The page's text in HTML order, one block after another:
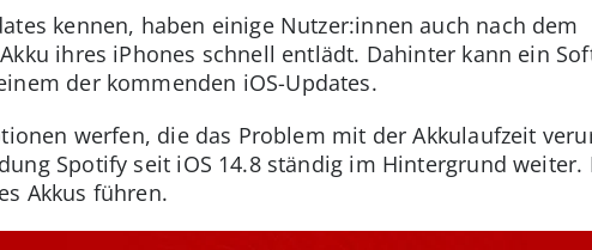
kennen, haben einige Nutzer:innen auch nach dem
ihres iPhones schnell entlädt. Dahinter kann ein
der kommenden iOS-Updates.
werfen, die das Problem mit der Akkulaufzeit
Spotify seit iOS 14.8 ständig im Hintergrund weiter.
Akkus führen.